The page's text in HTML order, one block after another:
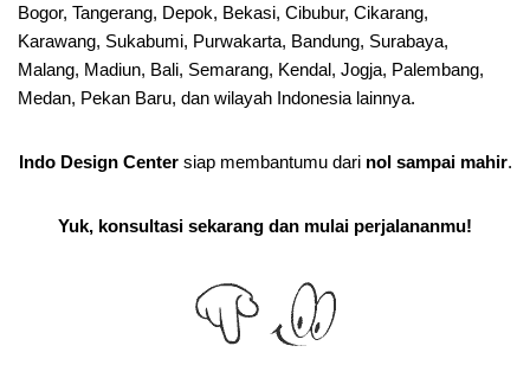
Bogor, Tangerang, Depok, Bekasi, Cibubur, Cikarang,
Karawang, Sukabumi, Purwakarta, Bandung, Surabaya,
Malang, Madiun, Bali, Semarang, Kendal, Jogja, Palembang,
Medan, Pekan Baru, dan wilayah Indonesia lainnya.
Indo Design Centersiap membantumu dari nol sampai mahir.
Yuk, konsultasi sekarang dan mulai perjalananmu!